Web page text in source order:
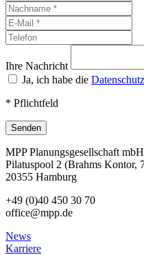
Ihre Nachricht
Ja, ich habe die
* Pflichtfeld
Senden
MPP Planungsgesellschaft mbH
Pilatuspool 2 (Brahms Kontor,
20355 Hamburg
+49 (0)40 450 30 70
office@mpp.de
News
Karriere